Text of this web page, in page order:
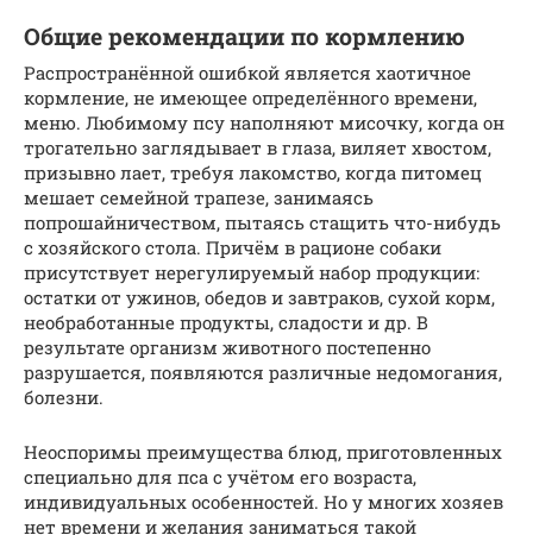
Общие рекомендации по кормлению
Распространённой ошибкой является хаотичное
кормление, не имеющее определённого времени,
меню. Любимому псу наполняют мисочку, когда он
трогательно заглядывает в глаза, виляет хвостом,
призывно лает, требуя лакомство, когда питомец
мешает семейной трапезе, занимаясь
попрошайничеством, пытаясь стащить что-нибудь
с хозяйского стола. Причём в рационе собаки
присутствует нерегулируемый набор продукции:
остатки от ужинов, обедов и завтраков, сухой корм,
необработанные продукты, сладости и др. В
результате организм животного постепенно
разрушается, появляются различные недомогания,
болезни.
Неоспоримы преимущества блюд, приготовленных
специально для пса с учётом его возраста,
индивидуальных особенностей. Но у многих хозяев
нет времени и желания заниматься такой